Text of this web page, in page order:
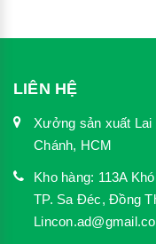
LIÊN HỆ
Xưởng sản xuất
Chánh, HCM
Kho hàng: 113A
TP. Sa Đéc, Đồng